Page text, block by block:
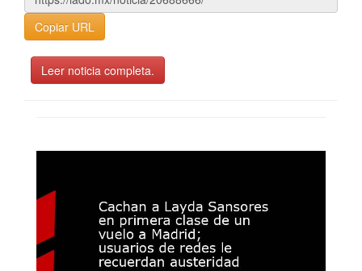
Copiar URL
Leer noticia completa.